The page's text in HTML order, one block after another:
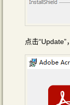
点击“Update”，